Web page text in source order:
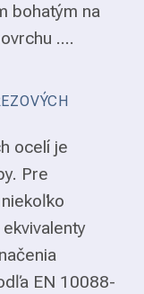
bohatým na
....
ocelí je
Pre
EN 10088-